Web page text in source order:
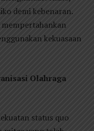
demi kebenaran.
kekuasaan
Olahraga
status quo